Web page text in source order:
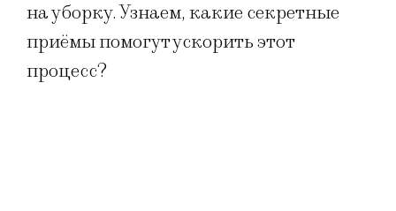
на уборку. Узнаем, какие секретные
приёмы помогут ускорить этот
процесс?